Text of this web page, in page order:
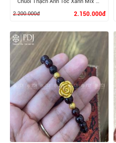
XEM CHI TIẾT
2.200.000đ
2.150.000đ